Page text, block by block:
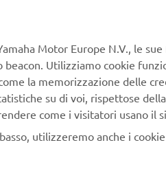
abbigliamento funzionale e di
ai fan di mostrare il proprio
Motor Europe N.V., le
Utilizziamo cookie
la memorizzazione delle
su di voi, rispettose
come i visitatori usano il
utilizzeremo anche i